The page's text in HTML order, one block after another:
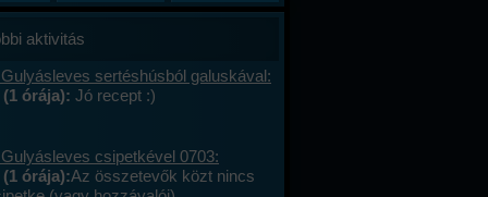
aktivitás
sertéshúsból galuskával:
órája): Jó recept :)
csipetkével 0703:
órája):Az összetevők közt nincs